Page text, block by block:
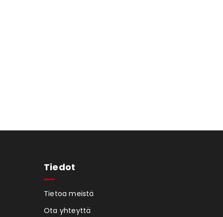
Tiedot
Tietoa meistä
Ota yhteyttä